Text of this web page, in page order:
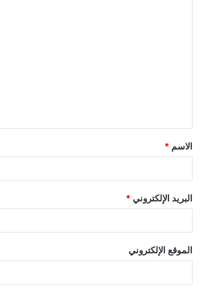
الاسم *
البريد الإلكتروني *
الموقع الإلكتروني